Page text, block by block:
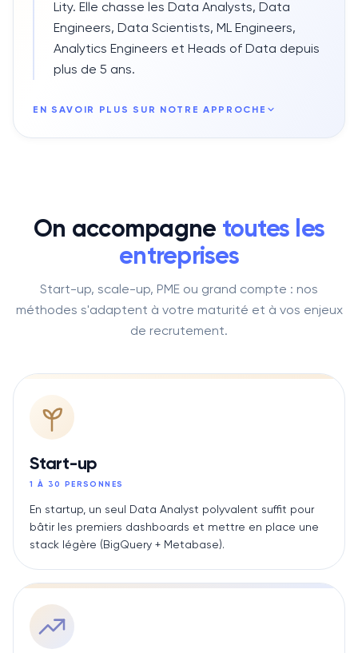
Lity. Elle chasse les Data Analysts, Data
Engineers, Data Scientists, ML Engineers,
Analytics Engineers et Heads of Data depuis
plus de 5 ans.
EN SAVOIR PLUS SUR NOTRE APPROCHE
On accompagne toutes les
entreprises
Start-up, scale-up, PME ou grand compte : nos
méthodes s'adaptent à votre maturité et à vos enjeux
de recrutement.
Start-up
1 À 30 PERSONNES
En startup, un seul Data Analyst polyvalent suffit pour
bâtir les premiers dashboards et mettre en place une
stack légère (BigQuery + Metabase).